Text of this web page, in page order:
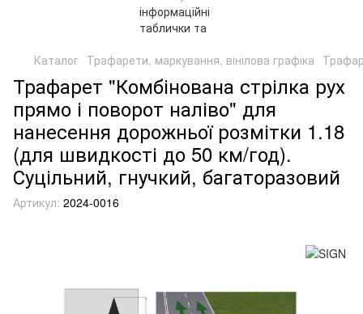
Каталог Трафарети, маркування, вінілова графіка
Трафарет "Комбінована стрілка рух
прямо і поворот наліво" для
нанесення дорожньої розмітки 1.18
(для швидкості до 50 км/год).
Суцільний, гнучкий, багаторазовий
Артикул: 2024-0016